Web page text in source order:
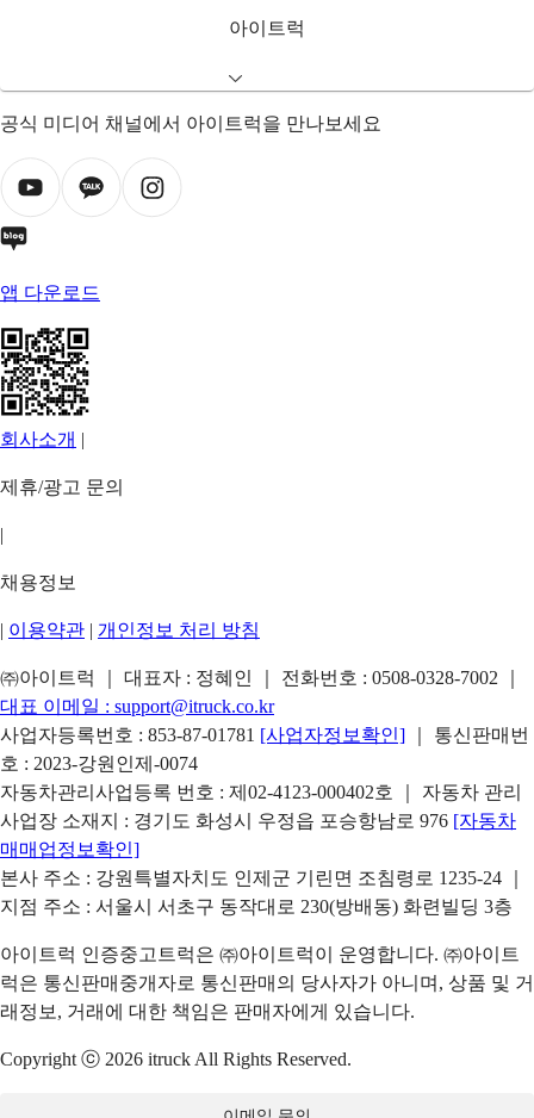
아이트럭
공식 미디어 채널에서 아이트럭을 만나보세요
앱 다운로드
회사소개 |
제휴/광고 문의
|
채용정보
| 이용약관 | 개인정보 처리 방침
㈜아이트럭 ｜ 대표자 : 정혜인 ｜ 전화번호 : 0508-0328-7002
대표 이메일 : support@itruck.co.kr
사업자등록번호 : 853-87-01781 [사업자정보확인]
｜ 통신판매번
호 : 2023-강원인제-0074
자동차관리사업등록 번호 : 제02-4123-000402호 ｜ 자동차 관리
사업장 소재지 : 경기도 화성시 우정읍 포승항남로 976 [자동차
매매업정보확인]
본사 주소 : 강원특별자치도 인제군 기린면 조침령로 1235-24 ｜
지점 주소 : 서울시 서초구 동작대로 230(방배동) 화련빌딩 3층
아이트럭 인증중고트럭은 ㈜아이트럭이 운영합니다. ㈜아이트
럭은 통신판매중개자로 통신판매의 당사자가 아니며, 상품 및 거
래정보, 거래에 대한 책임은 판매자에게 있습니다.
Copyright ⓒ 2026 itruck All Rights Reserved.